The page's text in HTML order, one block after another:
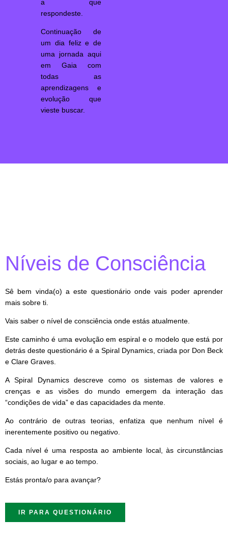
a que
respondeste.
Continuação de
um dia feliz e de
uma jornada aqui
em Gaia com
todas as
aprendizagens e
evolução que
vieste buscar.
Níveis de Consciência
Sê bem vinda(o) a este questionário onde vais poder aprender
mais sobre ti.
Vais saber o nível de consciência onde estás atualmente.
Este caminho é uma evolução em espiral e o modelo que está por
detrás deste questionário é a Spiral Dynamics, criada por Don Beck
e Clare Graves.
A Spiral Dynamics descreve como os sistemas de valores e
crenças e as visões do mundo emergem da interação das
“condições de vida” e das capacidades da mente.
Ao contrário de outras teorias, enfatiza que nenhum nível é
inerentemente positivo ou negativo.
Cada nível é uma resposta ao ambiente local, às circunstâncias
sociais, ao lugar e ao tempo.
Estás pronta/o para avançar?
IR PARA QUESTIONÁRIO